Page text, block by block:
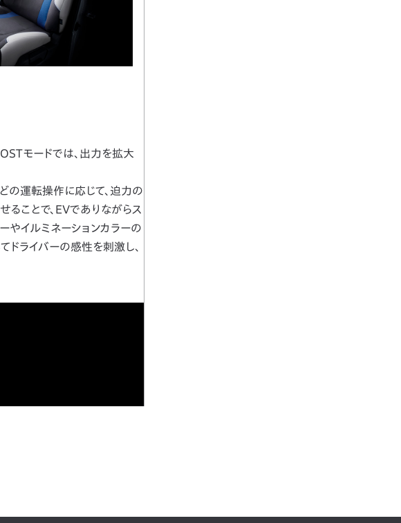
モードでは、出力を拡大
の運転操作に応じて、迫力の
ることで、EVでありながらス
やイルミネーションカラーの
ライバーの感性を刺激し、